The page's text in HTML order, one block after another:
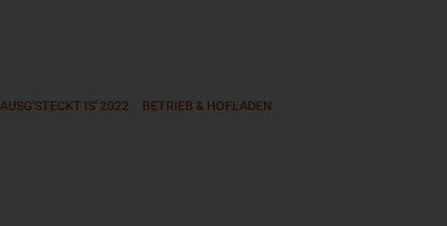
AUSG'STECKT IS' 2022
BETRIEB & HOFLADEN